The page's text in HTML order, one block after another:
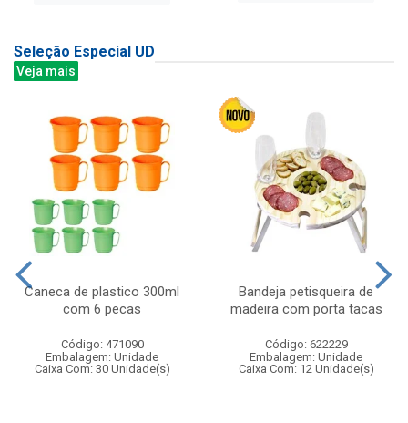
Seleção Especial UD
Veja mais
Caneca de plastico 300ml
com 6 pecas
Código: 471090
Embalagem: Unidade
Caixa Com: 30 Unidade(s)
Bandeja petisqueira de
madeira com porta tacas
Código: 622229
Embalagem: Unidade
Caixa Com: 12 Unidade(s)